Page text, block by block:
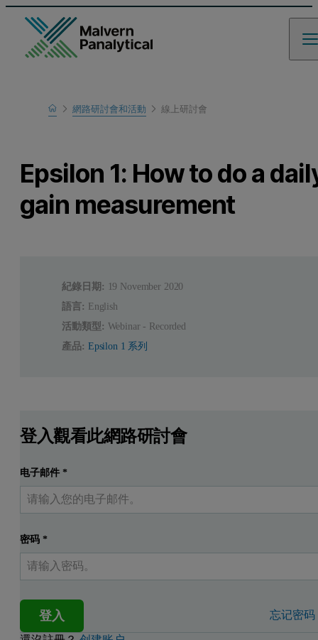
Home
瞭解更多
網路研討會和活動 線上研討會
Epsilon 1: How to do a
gain measurement
紀錄日期: 19 November 2020
語言: English
活動類型: Webinar - Recorded
產品: Epsilon 1 系列
登入觀看此網路研討會
电子邮件*
密码*
登入 忘记密码